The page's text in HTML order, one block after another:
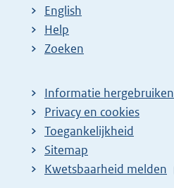
English
Help
Zoeken
Informatie hergebruiken
Privacy en cookies
Toegankelijkheid
Sitemap
E
Kwetsbaarheid melden